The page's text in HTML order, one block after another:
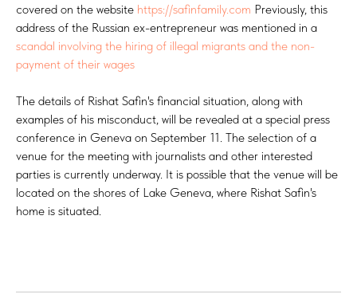
covered on the website https://safinfamily.com Previously, this
address of the Russian ex-entrepreneur was mentioned in a
scandal involving the hiring of illegal migrants and the non-
payment of their wages
The details of Rishat Safin's financial situation, along with
examples of his misconduct, will be revealed at a special press
conference in Geneva on September 11. The selection of a
venue for the meeting with journalists and other interested
parties is currently underway. It is possible that the venue will be
located on the shores of Lake Geneva, where Rishat Safin's
home is situated.